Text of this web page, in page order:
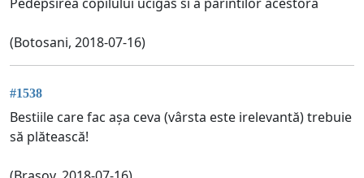
(Botosani, 2018-07-16)
#1538
Bestiile care fac așa ceva (vârsta este irelevantă) trebuie
să plătească!